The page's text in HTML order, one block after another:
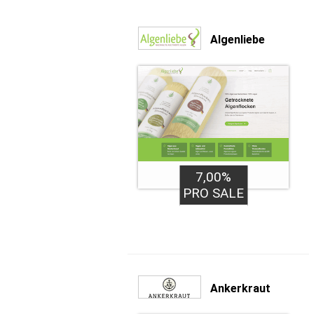
Algenliebe
7,00%
PRO SALE
Ankerkraut